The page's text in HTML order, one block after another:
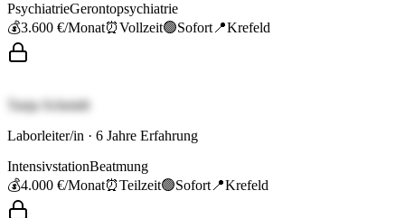
PsychiatrieGerontopsychiatrie
💰3.600 €/Monat⏰Vollzeit🟢Sofort 📍Krefeld
Tanja Schmidt
Laborleiter/in · 6 Jahre Erfahrung
IntensivstationBeatmung
💰4.000 €/Monat⏰Teilzeit🟢Sofort 📍Krefeld